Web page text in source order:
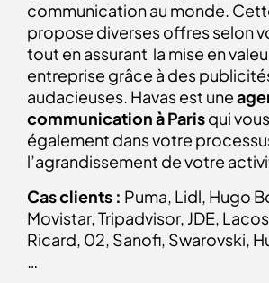
communication au monde.
propose diverses offres selon
tout en assurant la mise en
entreprise grâce à des
audacieuses. Havas est une
communication à Parisqui
également dans votre
l’agrandissement de votre
Cas clients : Puma, Lidl, Hugo
Movistar, Tripadvisor, JDE,
Ricard, 02, Sanofi, Swarovski,